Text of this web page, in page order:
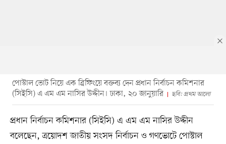
পোস্টাল ভোট নিয়ে এক ব্রিফিংয়ে বক্তব্য দেন প্রধান নির্বাচন কমিশনার
(সিইসি) এ এম এম নাসির উদ্দীন। ঢাকা, ২০ জানুয়ারি
ছবি: প্রথম আলো
প্রধান নির্বাচন কমিশনার (সিইসি) এ এম এম নাসির উদ্দীন
বলেছেন, ত্রয়োদশ জাতীয় সংসদ নির্বাচন ও গণভোটে পোস্টাল